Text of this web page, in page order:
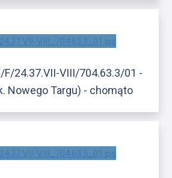
F/24.37.VII-VIII/704.63.3/01 -
Nowego Targu) - chomąto